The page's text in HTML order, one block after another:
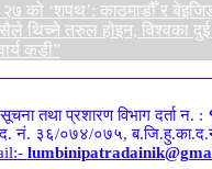
२७ को ‘शपथ’: काठमाडौँ र
थिच्ने तरुल होइन, विश्वका दुई
कडी”
सूचना तथा प्रशारण विभाग दर्ता न. :
द. नं. ३६/०७४/०७५,